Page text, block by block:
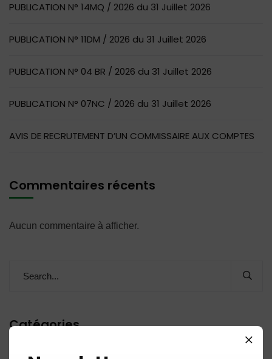
PUBLICATION N° 14MQ / 2026 du 31 Juillet 2026
PUBLICATION N° 11DM / 2026 du 31 Juillet 2026
PUBLICATION N° 04 BR / 2026 du 31 Juillet 2026
PUBLICATION N° 07NC / 2026 du 31 Juillet 2026
AVIS DE RECRUTEMENT D’UN COMMISSAIRE AUX COMPTES
Commentaires récents
Aucun commentaire à afficher.
Catégories